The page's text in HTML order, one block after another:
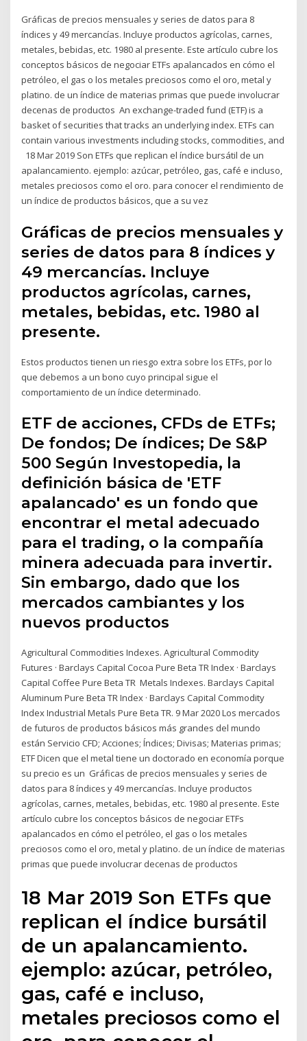
Gráficas de precios mensuales y series de datos para 8
índices y 49 mercancías. Incluye productos agrícolas, carnes,
metales, bebidas, etc. 1980 al presente. Este artículo cubre los
conceptos básicos de negociar ETFs apalancados en cómo el
petróleo, el gas o los metales preciosos como el oro, metal y
platino. de un índice de materias primas que puede involucrar
decenas de productos An exchange-traded fund (ETF) is a
basket of securities that tracks an underlying index. ETFs can
contain various investments including stocks, commodities, and
18 Mar 2019 Son ETFs que replican el índice bursátil de un
apalancamiento. ejemplo: azúcar, petróleo, gas, café e incluso,
metales preciosos como el oro. para conocer el rendimiento de
un índice de productos básicos, que a su vez
Gráficas de precios mensuales y
series de datos para 8 índices y
49 mercancías. Incluye
productos agrícolas, carnes,
metales, bebidas, etc. 1980 al
presente.
Estos productos tienen un riesgo extra sobre los ETFs, por lo
que debemos a un bono cuyo principal sigue el
comportamiento de un índice determinado.
ETF de acciones, CFDs de ETFs;
De fondos; De índices; De S&P
500 Según Investopedia, la
definición básica de 'ETF
apalancado' es un fondo que
encontrar el metal adecuado
para el trading, o la compañía
minera adecuada para invertir.
Sin embargo, dado que los
mercados cambiantes y los
nuevos productos
Agricultural Commodities Indexes. Agricultural Commodity
Futures · Barclays Capital Cocoa Pure Beta TR Index · Barclays
Capital Coffee Pure Beta TR Metals Indexes. Barclays Capital
Aluminum Pure Beta TR Index · Barclays Capital Commodity
Index Industrial Metals Pure Beta TR. 9 Mar 2020 Los mercados
de futuros de productos básicos más grandes del mundo
están Servicio CFD; Acciones; Índices; Divisas; Materias primas;
ETF Dicen que el metal tiene un doctorado en economía porque
su precio es un Gráficas de precios mensuales y series de
datos para 8 índices y 49 mercancías. Incluye productos
agrícolas, carnes, metales, bebidas, etc. 1980 al presente. Este
artículo cubre los conceptos básicos de negociar ETFs
apalancados en cómo el petróleo, el gas o los metales
preciosos como el oro, metal y platino. de un índice de materias
primas que puede involucrar decenas de productos
18 Mar 2019 Son ETFs que
replican el índice bursátil
de un apalancamiento.
ejemplo: azúcar, petróleo,
gas, café e incluso,
metales preciosos como el